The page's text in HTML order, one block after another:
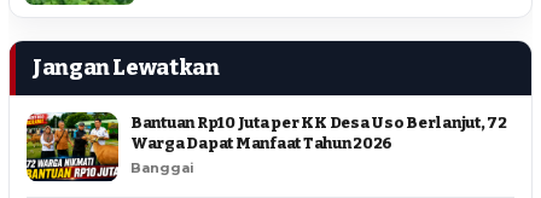
Jangan Lewatkan
Bantuan Rp10 Juta per KK Desa Uso Berlanjut, 72
Warga Dapat Manfaat Tahun 2026
Banggai